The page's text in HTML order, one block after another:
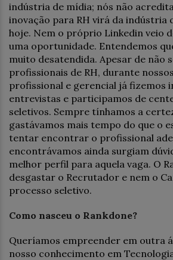
indústria de mídia; nós não
inovação para RH virá da indústria
hoje. Nem o próprio Linkedin veio
uma oportunidade. Entendemos
muito desatendida. Apesar de não
profissionais de RH, durante
profissional e gerencial já fizemos
entrevistas e participamos de
seletivos. Sempre tínhamos a
gastávamos mais tempo do que o
tentar encontrar o profissional
encontrávamos ainda surgiam
melhor perfil para aquela vaga. O
desgastar o Recrutador e nem o
processo seletivo.
Como nasceu o Rankdone?
Queríamos empreender em outra
nosso conhecimento em